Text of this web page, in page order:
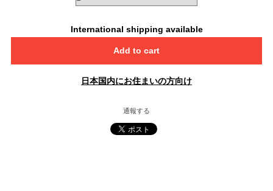
International shipping available
Add to cart
日本国内にお住まいの方向け
通報する